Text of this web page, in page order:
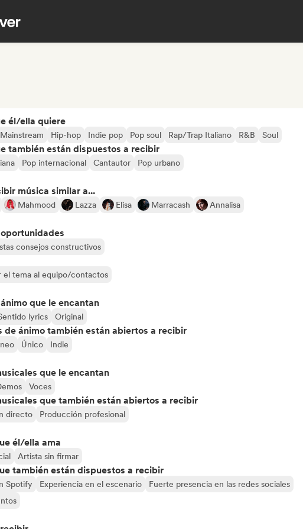
él/ella quiere
Hip-hop Indie pop Pop soul Rap/Trap Italiano R&B Soul
también están dispuestos a recibir
Pop internacional Cantautor Pop urbano
música similar a...
Mahmood Lazza Elisa Marracash Annalisa
consejos constructivos
el tema al equipo/contactos
que le encantan
lyrics Original
de ánimo también están abiertos a recibir
Único Indie
que le encantan
Voces
que también están abiertos a recibir
directo Producción profesional
él/ella ama
Artista sin firmar
también están dispuestos a recibir
Spotify Experiencia en el escenario
Fuerte presencia en las redes sociales